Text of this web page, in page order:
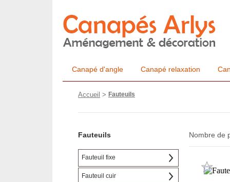
Canapé d'angle Canapé relaxation
Accueil > Fauteuils
Fauteuils
Fauteuil fixe
Fauteuil cuir
Nombre de